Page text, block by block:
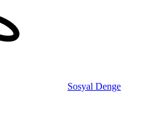
Sosyal Denge